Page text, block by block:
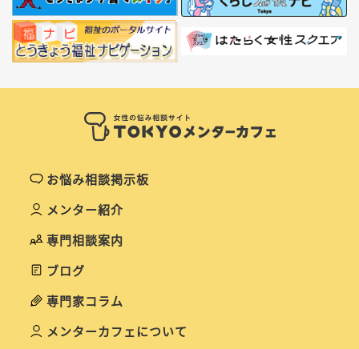
お悩み相談掲示板
メンター紹介
専門相談案内
ブログ
専門家コラム
メンターカフェについて